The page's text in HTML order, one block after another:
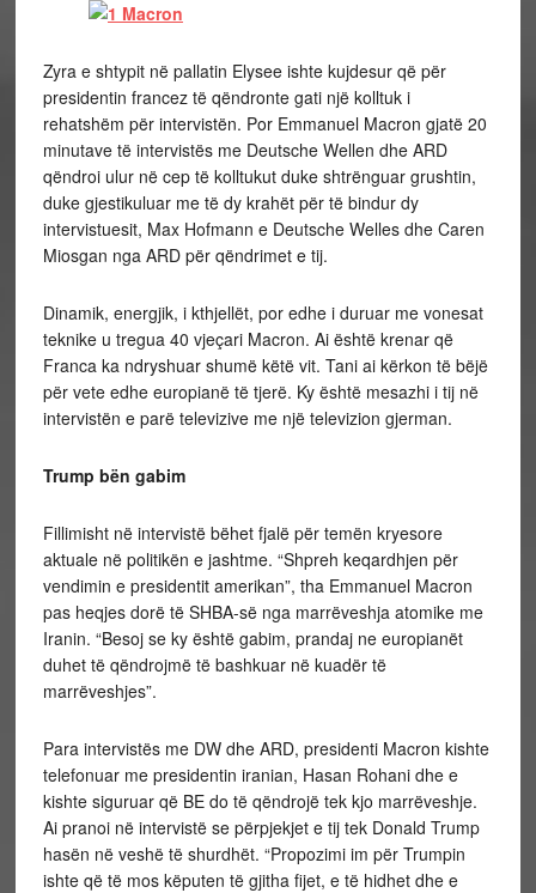
Zyra e shtypit në pallatin Elysee ishte kujdesur që për
presidentin francez të qëndronte gati një kolltuk i
rehatshëm për intervistën. Por Emmanuel Macron gjatë 20
minutave të intervistës me Deutsche Wellen dhe ARD
qëndroi ulur në cep të kolltukut duke shtrënguar grushtin,
duke gjestikuluar me të dy krahët për të bindur dy
intervistuesit, Max Hofmann e Deutsche Welles dhe Caren
Miosgan nga ARD për qëndrimet e tij.
Dinamik, energjik, i kthjellët, por edhe i duruar me vonesat
teknike u tregua 40 vjeçari Macron. Ai është krenar që
Franca ka ndryshuar shumë këtë vit. Tani ai kërkon të bëjë
për vete edhe europianë të tjerë. Ky është mesazhi i tij në
intervistën e parë televizive me një televizion gjerman.
Trump bën gabim
Fillimisht në intervistë bëhet fjalë për temën kryesore
aktuale në politikën e jashtme. “Shpreh keqardhjen për
vendimin e presidentit amerikan”, tha Emmanuel Macron
pas heqjes dorë të SHBA-së nga marrëveshja atomike me
Iranin. “Besoj se ky është gabim, prandaj ne europianët
duhet të qëndrojmë të bashkuar në kuadër të
marrëveshjes”.
Para intervistës me DW dhe ARD, presidenti Macron kishte
telefonuar me presidentin iranian, Hasan Rohani dhe e
kishte siguruar që BE do të qëndrojë tek kjo marrëveshje.
Ai pranoi në intervistë se përpjekjet e tij tek Donald Trump
hasën në veshë të shurdhët. “Propozimi im për Trumpin
ishte që të mos këputen të gjitha fijet, e të hidhet dhe e